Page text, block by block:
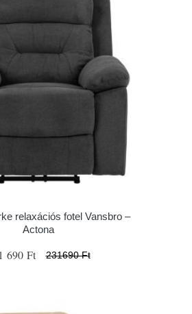
relaxációs fotel Vansbro –
Actona
690 Ft 231690 Ft